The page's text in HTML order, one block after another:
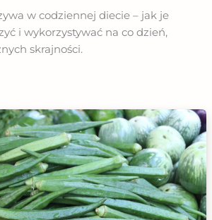
w codziennej diecie – jak je
i wykorzystywać na co dzień,
skrajności.